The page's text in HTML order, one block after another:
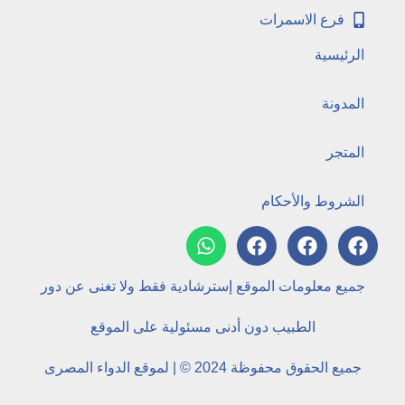
فرع الاسمرات
الرئيسية
المدونة
المتجر
الشروط والأحكام
جميع معلومات الموقع إسترشادية فقط ولا تغنى عن دور
الطبيب دون أدنى مسئولية على الموقع
جميع الحقوق محفوظة 2024 © | لموقع الدواء المصرى